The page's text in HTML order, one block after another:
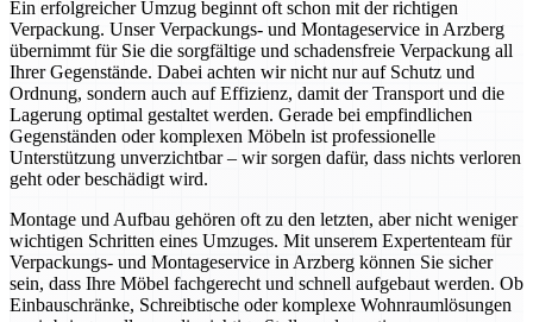
Ein erfolgreicher Umzug beginnt oft schon mit der richtigen
Verpackung. Unser Verpackungs- und Montageservice in Arzberg
übernimmt für Sie die sorgfältige und schadensfreie Verpackung all
Ihrer Gegenstände. Dabei achten wir nicht nur auf Schutz und
Ordnung, sondern auch auf Effizienz, damit der Transport und die
Lagerung optimal gestaltet werden. Gerade bei empfindlichen
Gegenständen oder komplexen Möbeln ist professionelle
Unterstützung unverzichtbar – wir sorgen dafür, dass nichts verloren
geht oder beschädigt wird.
Montage und Aufbau gehören oft zu den letzten, aber nicht weniger
wichtigen Schritten eines Umzuges. Mit unserem Expertenteam für
Verpackungs- und Montageservice in Arzberg können Sie sicher
sein, dass Ihre Möbel fachgerecht und schnell aufgebaut werden. Ob
Einbauschränke, Schreibtische oder komplexe Wohnraumlösungen